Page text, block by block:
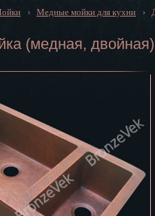
Волгоград
Вологда
Горно-
Иваново
Ижевск
Иркутск
Йошкар-
› Медные мойки для кухни ›
(медная,
В КОРЗИНУ